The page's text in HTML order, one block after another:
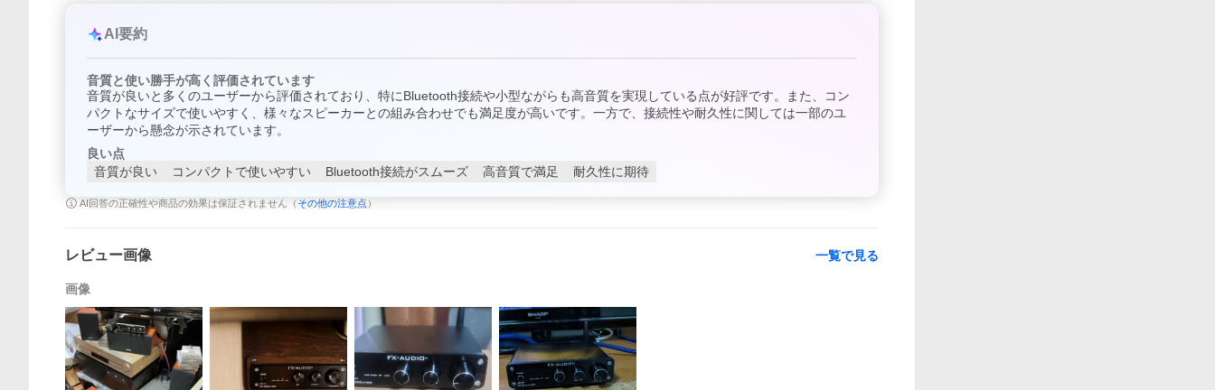
AI要約
音質と使い勝手が高く評価されています
音質が良いと多くのユーザーから評価されており、特にBluetooth接続や小型ながらも高音質を実現している点が好評です。また、コン
パクトなサイズで使いやすく、様々なスピーカーとの組み合わせでも満足度が高いです。一方で、接続性や耐久性に関しては一部のユ
ーザーから懸念が示されています。
良い点
音質が良い
コンパクトで使いやすい Bluetooth接続がスムーズ 高音質で満足 耐久性に期待
AI回答の正確性や商品の効果は保証されません（ その他の注意点 ）
レビュー画像 一覧で見る
画像